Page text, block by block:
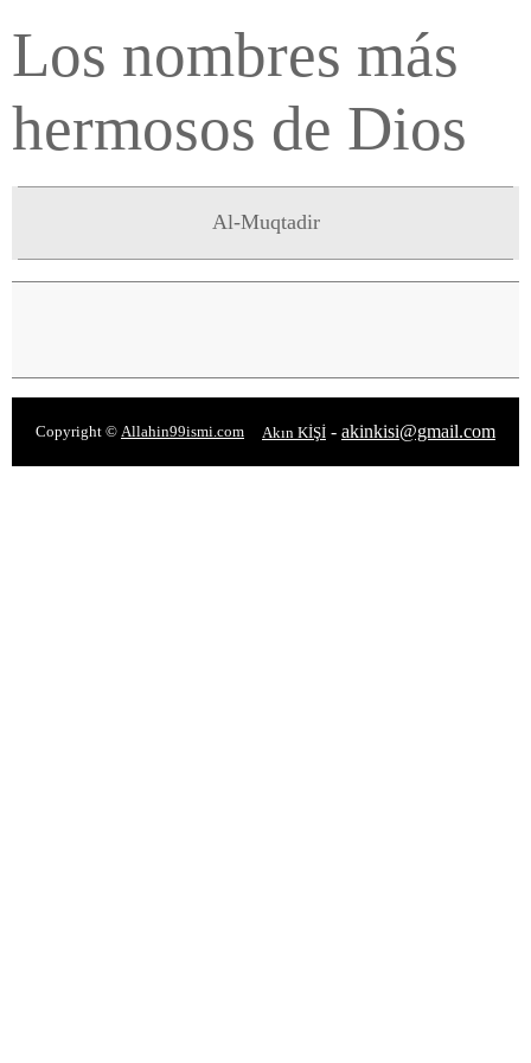
Los nombres más
hermosos de Dios
Al-Muqtadir
Copyright © Allahin99ismi.com Akın KİŞİ - akinkisi@gmail.com